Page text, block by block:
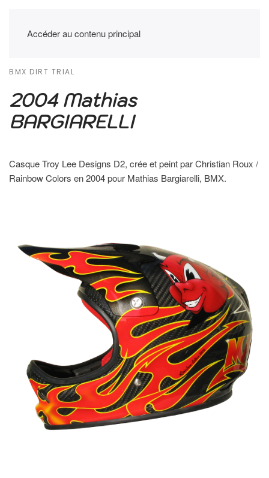
Accéder au contenu principal
BMX DIRT TRIAL
2004 Mathias
BARGIARELLI
Casque Troy Lee Designs D2, crée et peint par Christian Roux /
Rainbow Colors en 2004 pour Mathias Bargiarelli, BMX.